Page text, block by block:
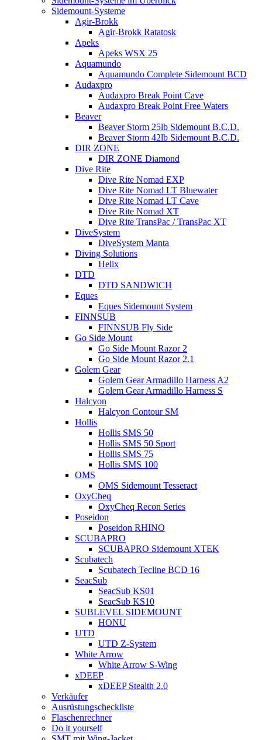
Sidemount-Systeme
Agir-Brokk
Agir-Brokk Ratatosk
Apeks
Apeks WSX 25
Aquamundo
Aquamundo Complete Sidemount BCD
Audaxpro
Audaxpro Break Point Cave
Audaxpro Break Point Free Waters
Beaver
Beaver Storm 25lb Sidemount B.C.D.
Beaver Storm 42lb Sidemount B.C.D.
DIR ZONE
DIR ZONE Diamond
Dive Rite
Dive Rite Nomad EXP
Dive Rite Nomad LT Bluewater
Dive Rite Nomad LT Cave
Dive Rite Nomad XT
Dive Rite TransPac / TransPac XT
DiveSystem
DiveSystem Manta
Diving Solutions
Helix
DTD
DTD SANDWICH
Eques
Eques Sidemount System
FINNSUB
FINNSUB Fly Side
Go Side Mount
Go Side Mount Razor 2
Go Side Mount Razor 2.1
Golem Gear
Golem Gear Armadillo Harness A2
Golem Gear Armadillo Harness S
Halcyon
Halcyon Contour SM
Hollis
Hollis SMS 50
Hollis SMS 50 Sport
Hollis SMS 75
Hollis SMS 100
OMS
OMS Sidemount Tesseract
OxyCheq
OxyCheq Recon Series
Poseidon
Poseidon RHINO
SCUBAPRO
SCUBAPRO Sidemount XTEK
Scubatech
Scubatech Tecline BCD 16
SeacSub
SeacSub KS01
SeacSub KS10
SUBLEVEL SIDEMOUNT
HONU
UTD
UTD Z-System
White Arrow
White Arrow S-Wing
xDEEP
xDEEP Stealth 2.0
Verkäufer
Ausrüstungscheckliste
Flaschenrechner
Do it yourself